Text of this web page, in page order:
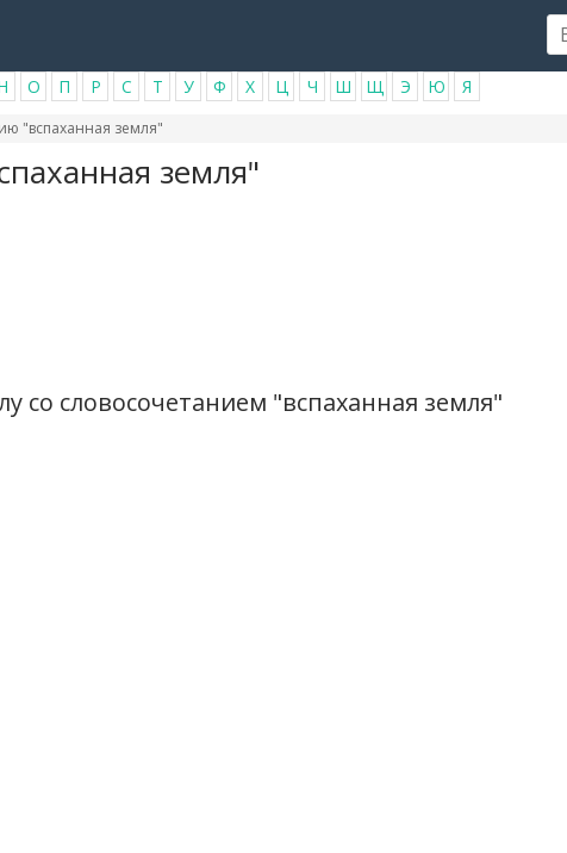
О П Р С Т У Ф Х Ц Ч Ш Щ Э Ю Я
"вспаханная земля"
земля"
со словосочетанием "вспаханная земля"